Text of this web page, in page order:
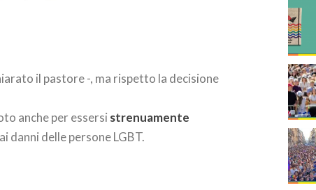
il pastore -, ma rispetto la decisione
anche per essersi strenuamente
ai danni delle persone LGBT.